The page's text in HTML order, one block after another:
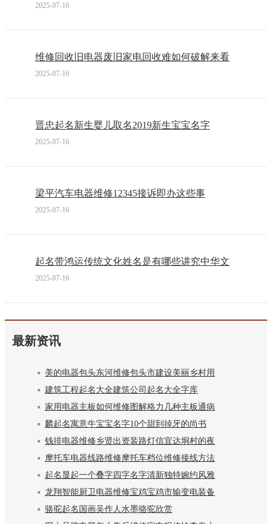
2025-07-16
维修回收旧电器废旧家电回收难如何破解来看
2025-07-16
晋忠起名新生婴儿取名2019新生宝宝名字
2025-07-16
梁平汽车电器维修12345接诉即办这些事
2025-07-16
起名带鸿运传统文化姓名是有哪些讲究中华文
2025-07-16
最新资讯
美的电器包头东河维修包头市建设美丽乡村用
建筑工程起名大全建筑公司起名大全字库
家用电器主板如何维修图解格力几种主板通病
麟起名寓意牛宝宝名字10个甜到掉牙的尚书
钱排电器维修乡贤出资装路灯信宜达垌村的夜
摩托车电器线路维修摩托车档位维修接线方法
起名显起一个叠字四字名字清新独特婉约风雅
龙翔智能厨卫电器维修宝鸡宝鸡市输变电装备
骆驼起名国画吴作人水墨骆驼欣赏